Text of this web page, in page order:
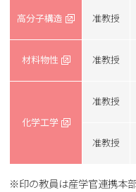
高分子構造 准教授
材料物性 准教授
化学工学
准教授
准教授
※印の教員は産学官連携本